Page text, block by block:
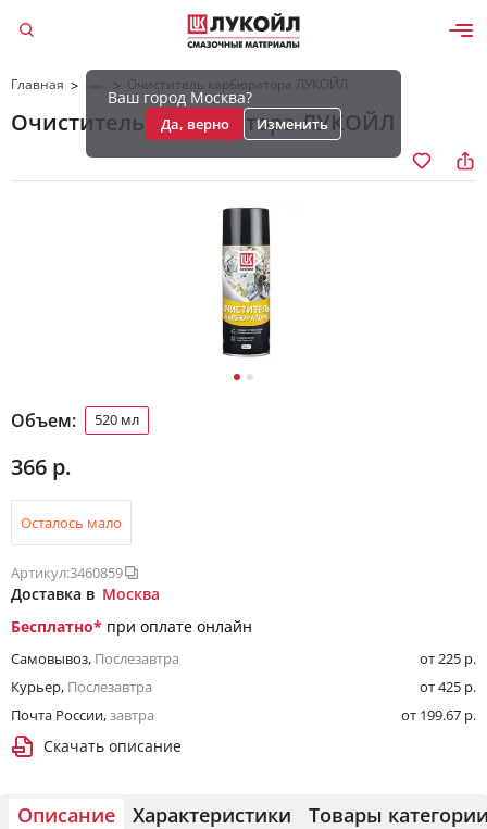
Ваш город Москва?
Да, верно Изменить
Главная > > Очиститель карбюратора ЛУКОЙЛ
Очиститель карбюратора ЛУКОЙЛ
Объем: 520 мл
366 р.
Осталось мало
Артикул:3460859
Доставка в Москва
Бесплатно* при оплате онлайн
Самовывоз, Послезавтра
от 225 р.
Курьер, Послезавтра
от 425 р.
Почта России,завтра от 199.67 р.
Скачать описание
Описание Характеристики Товары